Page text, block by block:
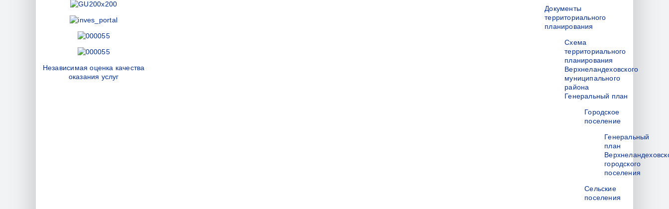
Независимая оценка качества
оказания услуг
Документы
территориального
планирования
Схема
территориального
планирования
Верхнеландеховского
муниципального
района
Генеральный план
Городское
поселение
Генеральный
план
городского
поселения
Сельские
поселения